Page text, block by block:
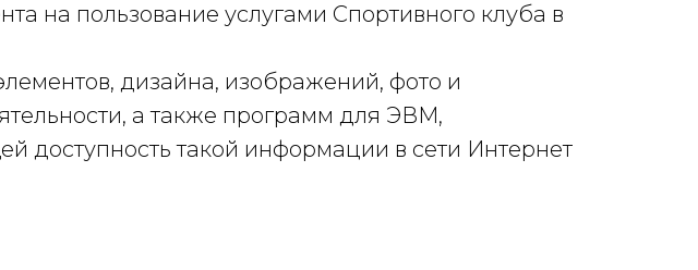
на пользование услугами Спортивного клуба в
дизайна, изображений, фото и
а также программ для ЭВМ,
такой информации в сети Интернет